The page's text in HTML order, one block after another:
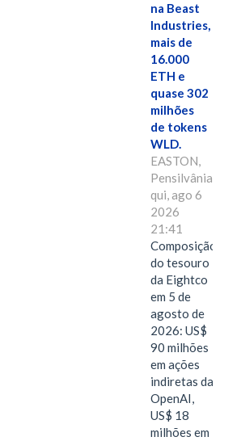
na Beast
Industries,
mais de
16.000
ETH e
quase 302
milhões
de tokens
WLD.
EASTON,
Pensilvânia,
qui, ago 6
2026
21:41
Composição
do tesouro
da Eightco
em 5 de
agosto de
2026: US$
90 milhões
em ações
indiretas da
OpenAI,
US$ 18
milhões em